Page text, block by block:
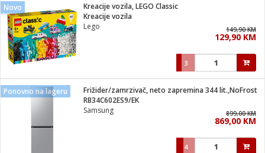
Novo
Kreacije vozila, LEGO Classic
Kreacije vozila
Lego
149,90 KM
129,90 KM
3
Ponovno na lageru
Frižider/zamrzivač, neto zapremina 344 lit.,NoFrost
RB34C602ES9/EK
Samsung
899,00 KM
869,00 KM
4